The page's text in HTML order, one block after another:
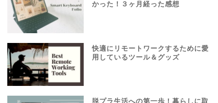
かった！３ヶ月経った感想
快適にリモートワークするために愛
用しているツール＆グッズ
脱プラ生活への第一歩！暮らしに取